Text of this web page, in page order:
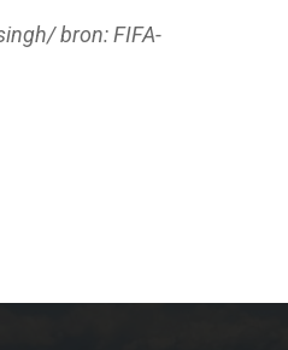
bron: FIFA-